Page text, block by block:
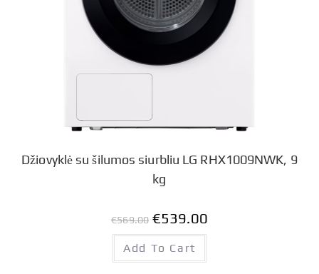
Džiovyklė su šilumos siurbliu LG RHX1009NWK, 9
kg
€569.00 €539.00
Add To Cart